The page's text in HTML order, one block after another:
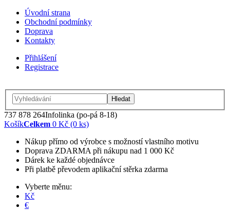
Úvodní strana
Obchodní podmínky
Doprava
Kontakty
Přihlášení
Registrace
Hledat
737 878 264Infolinka (po-pá 8-18)
KošíkCelkem 0 Kč (0 ks)
Nákup přímo od výrobce s možností vlastního motivu
Doprava ZDARMA při nákupu nad 1 000 Kč
Dárek ke každé objednávce
Při platbě převodem aplikační stěrka zdarma
Vyberte měnu:
Kč
€